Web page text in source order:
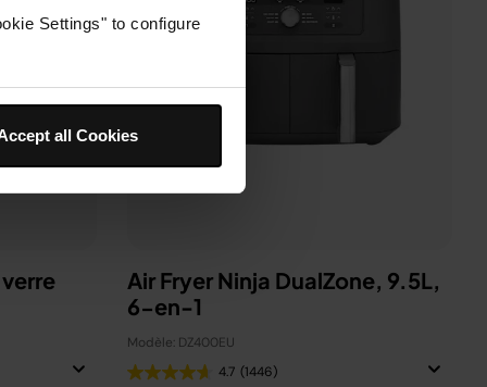
Settings" to configure
all Cookies
Air Fryer Ninja DualZone, 9.5L,
6-en-1
Modèle: DZ400EU
4.7 (1446)